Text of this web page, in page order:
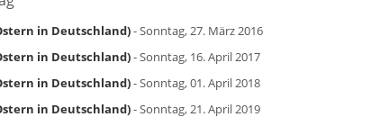
in Deutschland)- Sonntag, 27. März 2016
in Deutschland)- Sonntag, 16. April 2017
in Deutschland)- Sonntag, 01. April 2018
in Deutschland)- Sonntag, 21. April 2019